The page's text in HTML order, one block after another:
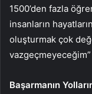
1500’den fazla
insanların
oluşturmak çok
Başarmanın